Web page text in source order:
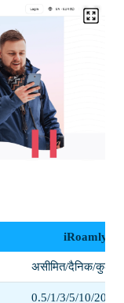
iRoamly
असीमित/दैनिक/कुल
0.5/1/3/5/10/20/